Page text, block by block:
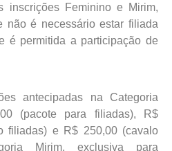
inscrições Feminino e Mirim,
não é necessário estar filiada
é permitida a participação de
antecipadas na Categoria
(pacote para filiadas), R$
filiadas) e R$ 250,00 (cavalo
Mirim, exclusiva para